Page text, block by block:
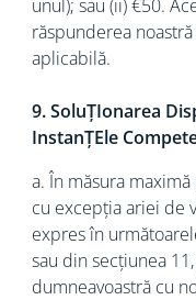
unul); sau (ii) €50.
răspunderea
aplicabilă.
9. SoluȚIonarea
InstanȚEle
a. În măsura
cu excepția ariei de
expres în
sau din secțiunea
dumneavoastră cu